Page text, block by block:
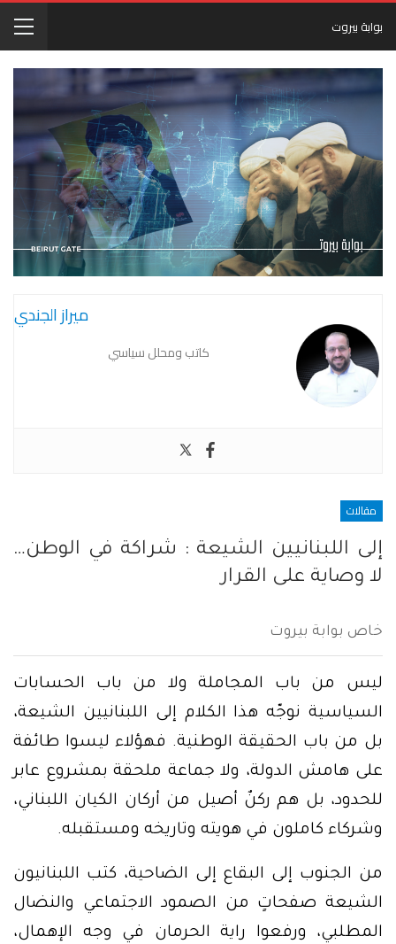
بوابة بيروت
ميراز الجندي
كاتب ومحلل سياسي
مقالات
إلى اللبنانيين الشيعة : شراكة في الوطن…
لا وصاية على القرار
خاص بوابة بيروت
ليس من باب المجاملة ولا من باب الحسابات
السياسية نوجّه هذا الكلام إلى اللبنانيين الشيعة،
بل من باب الحقيقة الوطنية. فهؤلاء ليسوا طائفة
على هامش الدولة، ولا جماعة ملحقة بمشروع عابر
للحدود، بل هم ركنٌ أصيل من أركان الكيان اللبناني،
وشركاء كاملون في هويته وتاريخه ومستقبله.
من الجنوب إلى البقاع إلى الضاحية، كتب اللبنانيون
الشيعة صفحاتٍ من الصمود الاجتماعي والنضال
المطلبي، ورفعوا راية الحرمان في وجه الإهمال،